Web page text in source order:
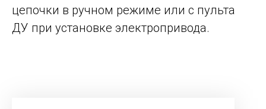
цепочки в ручном режиме или с пульта
ДУ при установке электропривода.